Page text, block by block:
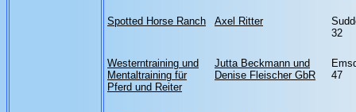
Spotted Horse Ranch Axel Ritter
32
Westerntraining und
Mentaltraining für
Pferd und Reiter
Jutta Beckmann und
Denise Fleischer GbR
47